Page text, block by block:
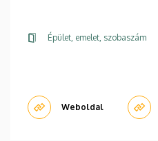
Épület, emelet, szobaszám
Weboldal